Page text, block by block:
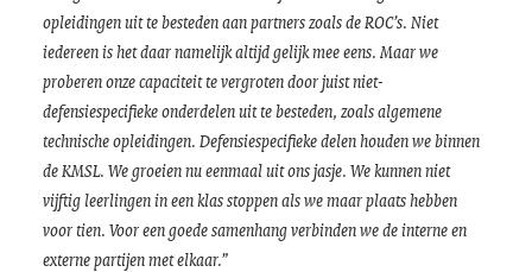
opleidingen uit te besteden aan partners zoals de ROC’s. Niet
iedereen is het daar namelijk altijd gelijk mee eens. Maar we
proberen onze capaciteit te vergroten door juist niet-
defensiespecifieke onderdelen uit te besteden, zoals algemene
technische opleidingen. Defensiespecifieke delen houden we binnen
de KMSL. We groeien nu eenmaal uit ons jasje. We kunnen niet
vijftig leerlingen in een klas stoppen als we maar plaats hebben
voor tien. Voor een goede samenhang verbinden we de interne en
externe partijen met elkaar.”